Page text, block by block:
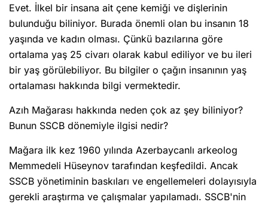
Evet. İlkel bir insana ait çene kemiği ve dişlerinin
bulunduğu biliniyor. Burada önemli olan bu insanın 18
yaşında ve kadın olması. Çünkü bazılarına göre
ortalama yaş 25 civarı olarak kabul ediliyor ve bu ileri
bir yaş görülebiliyor. Bu bilgiler o çağın insanının yaş
ortalaması hakkında bilgi vermektedir.
Azıh Mağarası hakkında neden çok az şey biliniyor?
Bunun SSCB dönemiyle ilgisi nedir?
Mağara ilk kez 1960 yılında Azerbaycanlı arkeolog
Memmedeli Hüseynov tarafından keşfedildi. Ancak
SSCB yönetiminin baskıları ve engellemeleri dolayısıyla
gerekli araştırma ve çalışmalar yapılamadı. SSCB'nin